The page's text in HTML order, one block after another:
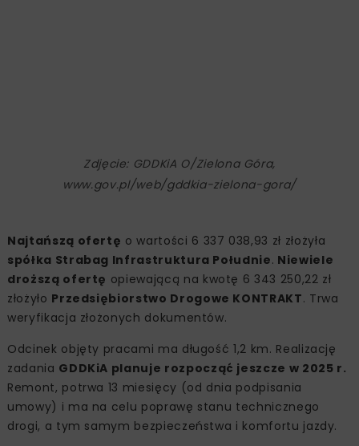
Zdjęcie: GDDKiA O/Zielona Góra,
www.gov.pl/web/gddkia-zielona-gora/
Najtańszą ofertę o wartości 6 337 038,93 zł złożyła
spółka Strabag Infrastruktura Południe. Niewiele
droższą ofertę opiewającą na kwotę 6 343 250,22 zł
złożyło Przedsiębiorstwo Drogowe KONTRAKT. Trwa
weryfikacja złożonych dokumentów.
Odcinek objęty pracami ma długość 1,2 km. Realizację
zadania GDDKiA planuje rozpocząć jeszcze w 2025 r.
Remont, potrwa 13 miesięcy (od dnia podpisania
umowy) i ma na celu poprawę stanu technicznego
drogi, a tym samym bezpieczeństwa i komfortu jazdy.